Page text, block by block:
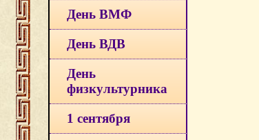
День ВМФ
День ВДВ
День
физкультурника
1 сентября